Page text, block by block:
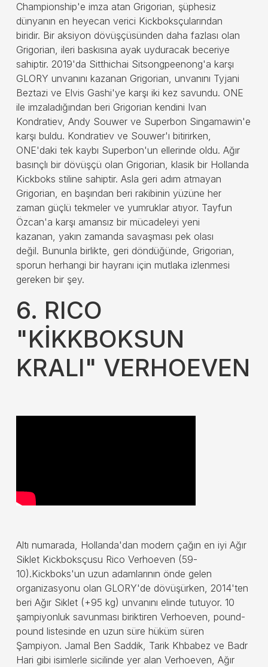
Championship'e imza atan Grigorian, şüphesiz
dünyanın en heyecan verici Kickboksçularından
biridir. Bir aksiyon dövüşçüsünden daha fazlası olan
Grigorian, ileri baskısına ayak uyduracak beceriye
sahiptir. 2019'da Sitthichai Sitsongpeenong'a karşı
GLORY unvanını kazanan Grigorian, unvanını Tyjani
Beztazi ve Elvis Gashi'ye karşı iki kez savundu. ONE
ile imzaladığından beri Grigorian kendini Ivan
Kondratiev, Andy Souwer ve Superbon Singamawin'e
karşı buldu. Kondratiev ve Souwer'ı bitirirken,
ONE'daki tek kaybı Superbon'un ellerinde oldu. Ağır
basınçlı bir dövüşçü olan Grigorian, klasik bir Hollanda
Kickboks stiline sahiptir. Asla geri adım atmayan
Grigorian, en başından beri rakibinin yüzüne her
zaman güçlü tekmeler ve yumruklar atıyor. Tayfun
Özcan'a karşı amansız bir mücadeleyi yeni
kazanan, yakın zamanda savaşması pek olası
değil. Bununla birlikte, geri döndüğünde, Grigorian,
sporun herhangi bir hayranı için mutlaka izlenmesi
gereken bir şey.
6. RICO
"KİKKBOKSUN
KRALI" VERHOEVEN
Altı numarada, Hollanda'dan modern çağın en iyi Ağır
Siklet Kickboksçusu Rico Verhoeven (59-
10).Kickboks'un uzun adamlarının önde gelen
organizasyonu olan GLORY'de dövüşürken, 2014'ten
beri Ağır Siklet (+95 kg) unvanını elinde tutuyor. 10
şampiyonluk savunması biriktiren Verhoeven, pound-
pound listesinde en uzun süre hüküm süren
Şampiyon. Jamal Ben Saddik, Tarik Khbabez ve Badr
Hari gibi isimlerle sicilinde yer alan Verhoeven, Ağır